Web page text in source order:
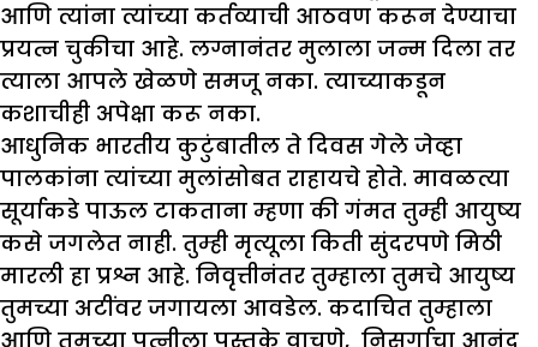
आणि त्यांना त्यांच्या कर्तव्याची आठवण करून देण्याचा
प्रयत्न चुकीचा आहे. लग्नानंतर मुलाला जन्म दिला तर
त्याला आपले खेळणे समजू नका. त्याच्याकडून
कशाचीही अपेक्षा करू नका.
आधुनिक भारतीय कुटुंबातील ते दिवस गेले जेव्हा
पालकांना त्यांच्या मुलांसोबत राहायचे होते. मावळत्या
सूर्याकडे पाऊल टाकताना म्हणा की गंमत तुम्ही आयुष्य
कसे जगलेत नाही. तुम्ही मृत्यूला किती सुंदरपणे मिठी
मारली हा प्रश्न आहे. निवृत्तीनंतर तुम्हाला तुमचे आयुष्य
तुमच्या अटींवर जगायला आवडेल. कदाचित तुम्हाला
आणि तुमच्या पत्नीला पुस्तके वाचणे, निसर्गाचा आनंद